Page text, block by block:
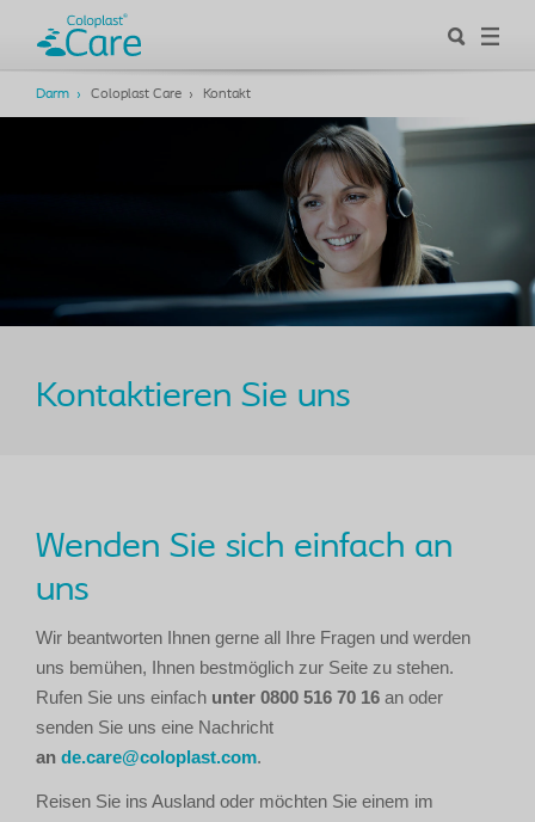
Darm Coloplast Care Kontakt
Kontaktieren Sie uns
Wenden Sie sich einfach an
uns
Wir beantworten Ihnen gerne all Ihre Fragen und werden
uns bemühen, Ihnen bestmöglich zur Seite zu stehen.
Rufen Sie uns einfach unter 0800 516 70 16 an oder
senden Sie uns eine Nachricht
an de.care@coloplast.com.
Reisen Sie ins Ausland oder möchten Sie einem im